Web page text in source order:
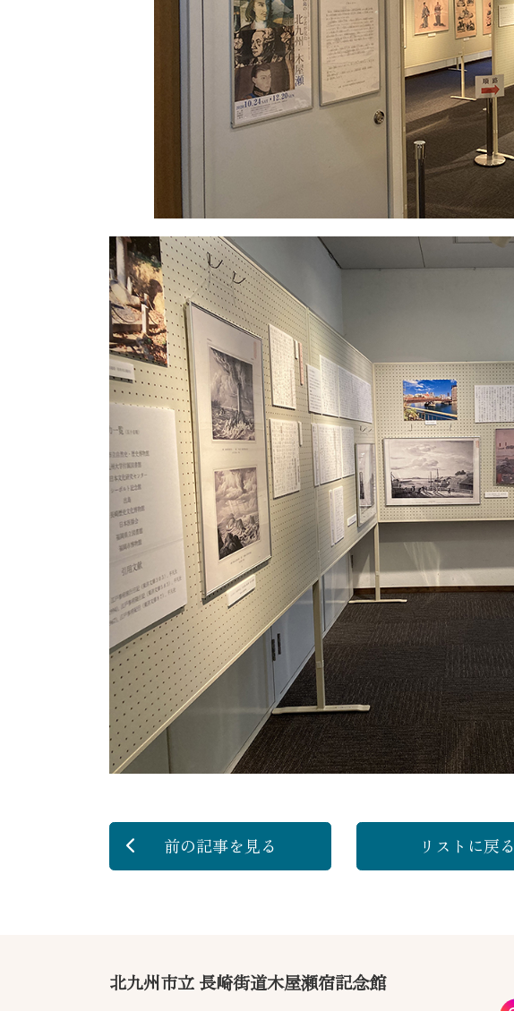
前の記事を見る リストに戻る
北九州市立 長崎街道木屋瀬宿記念館